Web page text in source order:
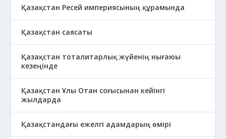
Қазақстан Ресей империясының құрамында
Қазақстан саясаты
Қазақстан тоталитарлық жүйенің нығаюы
кезеңінде
Қазақстан Ұлы Отан соғысынан кейінгі
жылдарда
Қазақстандағы ежелгі адамдарың өмірі